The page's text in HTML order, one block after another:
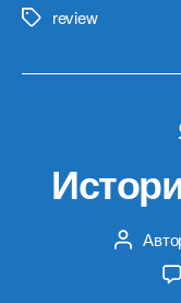
Меткиreview
Автор
записи